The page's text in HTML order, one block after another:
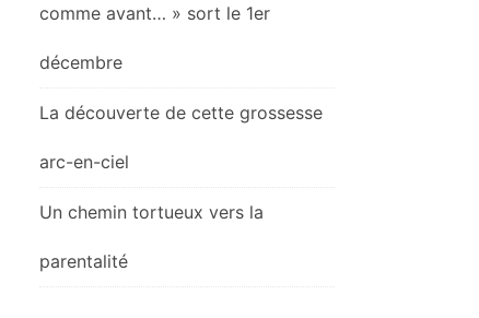
comme avant… » sort le 1er
décembre
La découverte de cette grossesse
arc-en-ciel
Un chemin tortueux vers la
parentalité